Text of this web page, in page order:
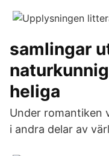
samlingar
heliga
Under romantiken
i andra delar av